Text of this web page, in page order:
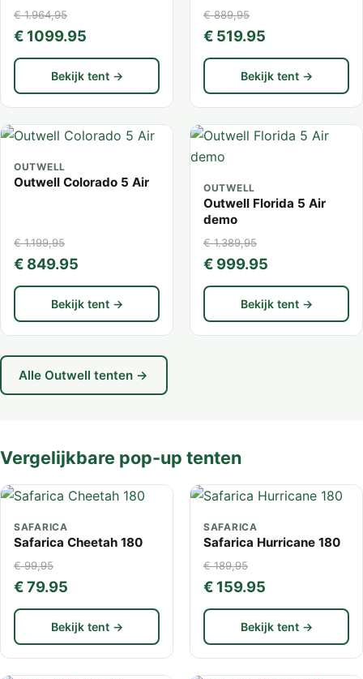
€ 1.964,95
€ 1099.95
Bekijk tent →
€ 889,95
€ 519.95
Bekijk tent →
OUTWELL
Outwell Colorado 5 Air
€ 1.199,95
€ 849.95
Bekijk tent →
OUTWELL
Outwell Florida 5 Air
demo
€ 1.389,95
€ 999.95
Bekijk tent →
Alle Outwell tenten →
Vergelijkbare pop-up tenten
SAFARICA
Safarica Cheetah 180
€ 99,95
€ 79.95
Bekijk tent →
SAFARICA
Safarica Hurricane 180
€ 189,95
€ 159.95
Bekijk tent →